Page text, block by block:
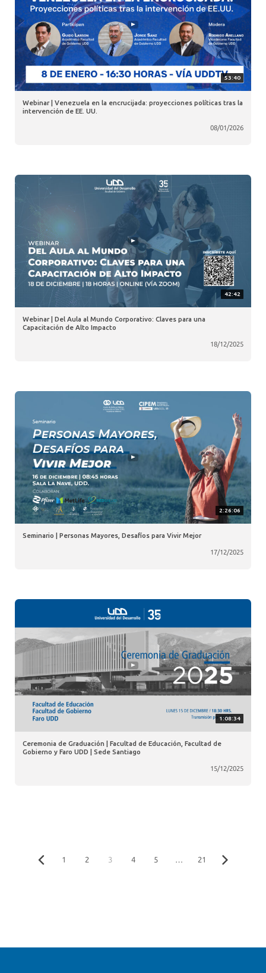
53:40
Webinar | Venezuela en la encrucijada: proyecciones políticas tras la
intervención de EE. UU.
08/01/2026
42:42
Webinar | Del Aula al Mundo Corporativo: Claves para una
Capacitación de Alto Impacto
18/12/2025
2:26:06
Seminario | Personas Mayores, Desafíos para Vivir Mejor
17/12/2025
1:08:34
Ceremonia de Graduación | Facultad de Educación, Facultad de
Gobierno y Faro UDD | Sede Santiago
15/12/2025
1 2 3 4 5 … 21